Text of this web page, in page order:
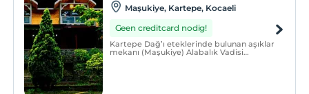
Maşukiye, Kartepe, Kocaeli
Geen creditcard nodig!
Kartepe Dağ’ı eteklerinde bulunan aşıklar
mekanı (Maşukiye) Alabalık Vadisi